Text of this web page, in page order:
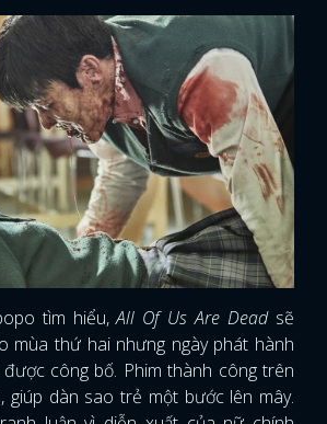
GOOGLE
tìm hiểu,All Of Us Are Deadsẽ
mùa thứ hai nhưng ngày phát hành
công bố. Phim thành công trên
giúp dàn sao trẻ một bước lên mây.